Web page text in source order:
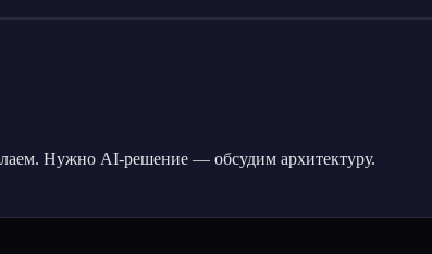
Нужно AI-решение — обсудим архитектуру.